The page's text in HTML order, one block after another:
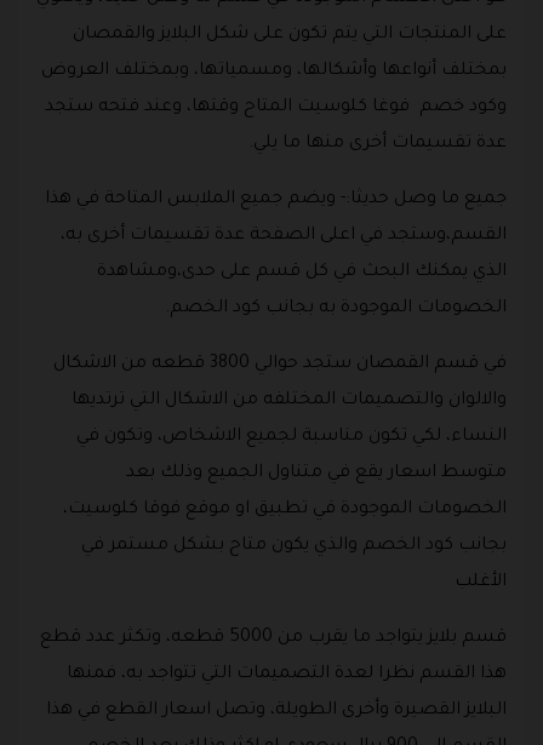
على المنتجات التي يتم تكون على شكل البلايز والقمصان
بمختلف أنواعها وأشكالها، ومسمياتها، وبمختلف العروض
وكود خصم فوغا كلوسيت المتاح وقتها، وعند فتحه ستجد
عدة تقسيمات أخرى منها ما يلي.
جميع ما وصل حديثا:- ويضم جميع الملابس المتاحة في هذا
القسم،وستجد في اعلى الصفحة عدة تقسيمات أخرى به،
الذي يمكنك البحث في كل قسم على حدى،ومشاهدة
الخصومات الموجودة به بجانب كود الخصم.
في قسم القمصان ستجد حوالي 3800 قطعه من الاشكال
والالوان والتصميمات المختلفه من الاشكال التي ترتديها
النساء، لكي تكون مناسبة لجميع الاشخاص، وتكون في
متوسط اسعار يقع في متناول الجميع وذلك بعد
الخصومات الموجودة في تطبيق او موقع فوقا كلوسيت،
بجانب كود الخصم والذي يكون متاح بشكل مستمر في
الأغلب
قسم بلايز يتواجد ما يقرب من 5000 قطعه، وتكثر عدد قطع
هذا القسم نظرا لعدة التصميمات التي تتواجد به، فمنها
البلايز القصيرة وأخرى الطويلة، وتصل اسعار القطع في هذا